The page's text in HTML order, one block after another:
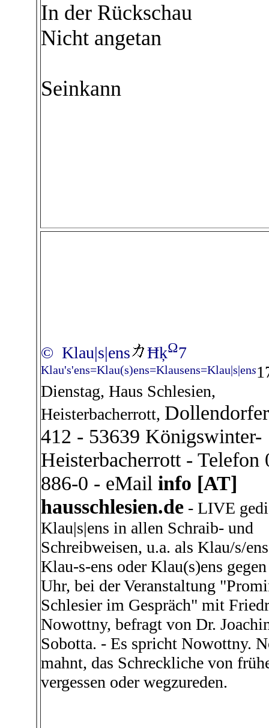
In der Rückschau
Nicht angetan
Seinkann
© Klau|s|ens ĦķΩ7
Klau's'ens=Klau(s)ens=Klausens=Klau|s|ens1
Dienstag, Haus Schlesien,
Heisterbacherrott,
412 - 53639 Königswinter-
Heisterbacherrott - Telefon
886-0 - eMail info [AT]
hausschlesien.de - LIVE
Klau|s|ens in allen Schraib- und
Schreibweisen, u.a. als Klau/s/
Klau-s-ens oder Klau(s)ens
Uhr, bei der Veranstaltung
Schlesier im Gespräch" mit
Nowottny, befragt von Dr.
Sobotta. - Es spricht Nowottny.
mahnt, das Schreckliche von
vergessen oder wegzureden.